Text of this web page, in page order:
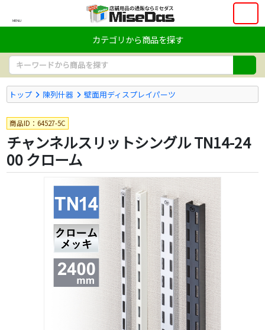
MENU
カテゴリから商品を探す
トップ 陳列什器 壁面用ディスプレイパーツ
商品ID：64527-5C
チャンネルスリットシングル TN14-24
00 クローム